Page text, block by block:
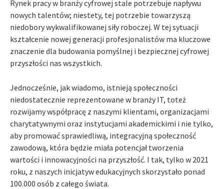
Rynek pracy w branży cyfrowej stale potrzebuje napływu
nowych talentów; niestety, tej potrzebie towarzyszą
niedobory wykwalifikowanej siły roboczej. W tej sytuacji
kształcenie nowej generacji profesjonalistów ma kluczowe
znaczenie dla budowania pomyślnej i bezpiecznej cyfrowej
przyszłości nas wszystkich.
Jednocześnie, jak wiadomo, istnieją społeczności
niedostatecznie reprezentowane w branży IT, toteż
rozwijamy współpracę z naszymi klientami, organizacjami
charytatywnymi oraz instytucjami akademickimi i nie tylko,
aby promować sprawiedliwą, integracyjną społeczność
zawodową, która będzie miała potencjał tworzenia
wartości i innowacyjności na przyszłość. I tak, tylko w 2021
roku, z naszych inicjatyw edukacyjnych skorzystało ponad
100.000 osób z całego świata.